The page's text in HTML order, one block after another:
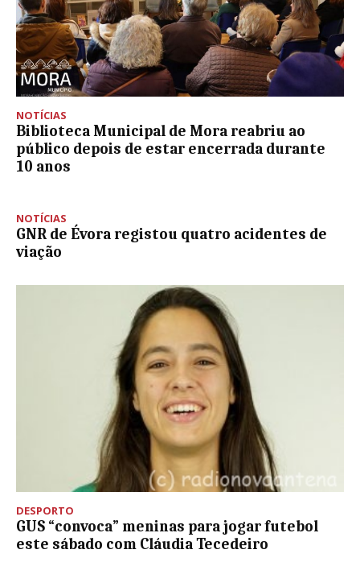
NOTÍCIAS
Biblioteca Municipal de Mora reabriu ao
público depois de estar encerrada durante
10 anos
NOTÍCIAS
GNR de Évora registou quatro acidentes de
viação
DESPORTO
GUS “convoca” meninas para jogar futebol
este sábado com Cláudia Tecedeiro